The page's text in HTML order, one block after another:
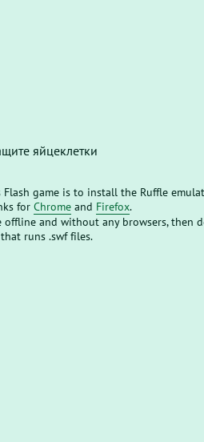
яйцеклетки
game is to install the Ruffle
for Chrome and Firefox.
offline and without any browsers, then
runs .swf files.